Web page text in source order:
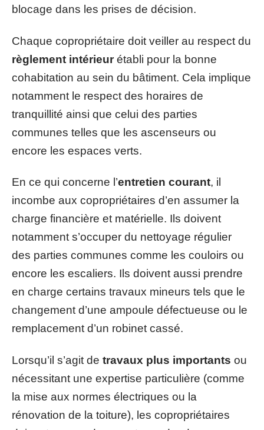
blocage dans les prises de décision.
Chaque copropriétaire doit veiller au respect du
règlement intérieurétabli pour la bonne
cohabitation au sein du bâtiment. Cela implique
notamment le respect des horaires de
tranquillité ainsi que celui des parties
communes telles que les ascenseurs ou
encore les espaces verts.
En ce qui concerne l’entretien courant, il
incombe aux copropriétaires d’en assumer la
charge financière et matérielle. Ils doivent
notamment s’occuper du nettoyage régulier
des parties communes comme les couloirs ou
encore les escaliers. Ils doivent aussi prendre
en charge certains travaux mineurs tels que le
changement d’une ampoule défectueuse ou le
remplacement d’un robinet cassé.
Lorsqu’il s’agit de travaux plus importants ou
nécessitant une expertise particulière (comme
la mise aux normes électriques ou la
rénovation de la toiture), les copropriétaires